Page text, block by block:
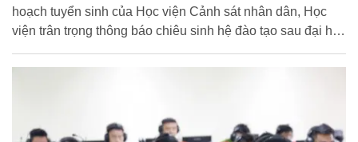
hoạch tuyển sinh của Học viện Cảnh sát nhân dân, Học
viện trân trọng thông báo chiêu sinh hệ đào tạo sau đại học